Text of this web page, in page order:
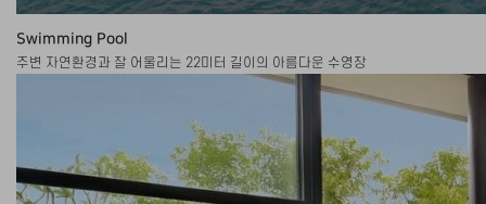
Swimming Pool
주변 자연환경과 잘 어울리는 22미터 길이의 아름다운 수영장